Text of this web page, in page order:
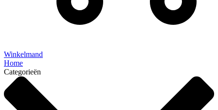
Winkelmand
Home
Categorieën